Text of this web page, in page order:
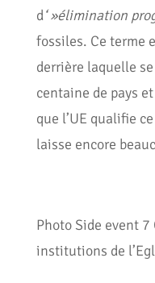
d‘ »élimination
fossiles. Ce terme
derrière laquelle
centaine de pays
que l’UE qualifie
laisse encore
Photo Side event 7
institutions de